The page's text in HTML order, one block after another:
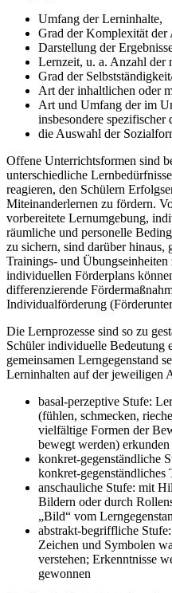
Umfang der Lerninhalte,
Grad der Komplexität der
Darstellung der
Lernzeit, u. a. Anzahl der
Grad der
Art der inhaltlichen oder
Art und Umfang der im
insbesondere
die Auswahl der
Offene Unterrichtsformen sind
unterschiedliche
reagieren, den Schülern
Miteinanderlernen zu fördern.
vorbereitete Lernumgebung,
räumliche und personelle
zu sichern, sind darüber hinaus,
Trainings- und
individuellen Förderplans
differenzierende
Individualförderung
Die Lernprozesse sind so zu
Schüler individuelle Bedeutung
gemeinsamen Lerngegenstand
Lerninhalten auf der jeweiligen
basal-perzeptive Stufe:
(fühlen, schmecken,
vielfältige Formen der
bewegt werden)
konkret-gegenständliche
konkret-gegenständliches
anschauliche Stufe: mit
Bildern oder durch
„Bild“ vom
abstrakt-begriffliche
Zeichen und Symbolen
verstehen; Erkenntnisse
gewonnen